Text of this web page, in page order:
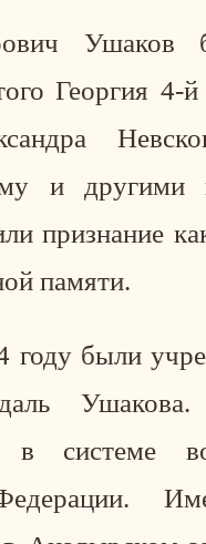
Ушаков
Георгия 4-
и другими
признание
памяти.
были
в системе